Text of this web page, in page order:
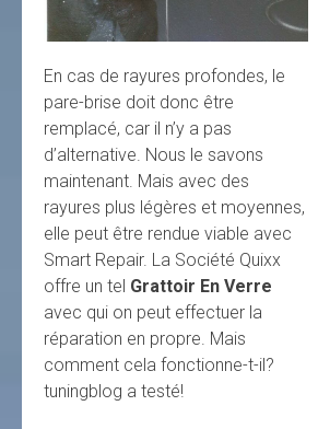
En cas de rayures profondes, le
pare-brise doit donc être
remplacé, car il n’y a pas
d’alternative. Nous le savons
maintenant. Mais avec des
rayures plus légères et moyennes,
elle peut être rendue viable avec
Smart Repair. La Société Quixx
offre un tel Grattoir En Verre
avec qui on peut effectuer la
réparation en propre. Mais
comment cela fonctionne-t-il?
tuningblog a testé!